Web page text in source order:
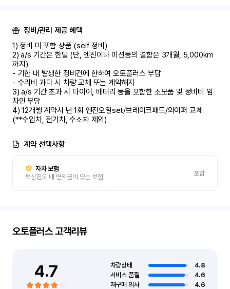
정비/관리 제공 혜택
1) 정비 미 포함 상품 (self 정비)
2) a/s 기간은 한달 (단, 엔진이나 미션등의 결함은 3개월, 5,000km
까지)
- 기한 내 발생한 정비건에 한하여 오토플러스 부담
- 수리비 과다 시 차량 교체 또는 계약해지
3) a/s 기간 초과 시 타이어, 베터리 등을 포함한 소모품 및 정비비 임
차인 부담
4) 12개월 계약시 년 1회 엔진오일set/브레이크패드/와이퍼 교체
(**수입차, 전기차, 수소차 제외)
계약 선택사항
자차 보험
보상한도 내 면책금이 있는 보험
포함
오토플러스고객리뷰
4.7 차량상태
4.8
서비스 품질
4.6
재구매 의사
4.6